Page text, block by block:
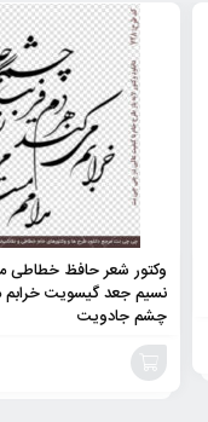
وکتور شعر حافظ خطاطی
نسیم جعد گیسویت
چشم جادویت